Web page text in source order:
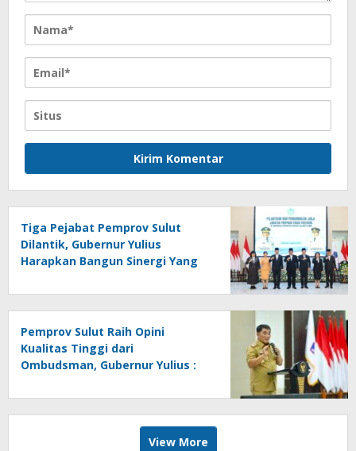
Tiga Pejabat Pemprov Sulut
Dilantik, Gubernur Yulius
Harapkan Bangun Sinergi Yang
Pemprov Sulut Raih Opini
Kualitas Tinggi dari
Ombudsman, Gubernur Yulius :
Tolak Ukur Pemerintah
View More